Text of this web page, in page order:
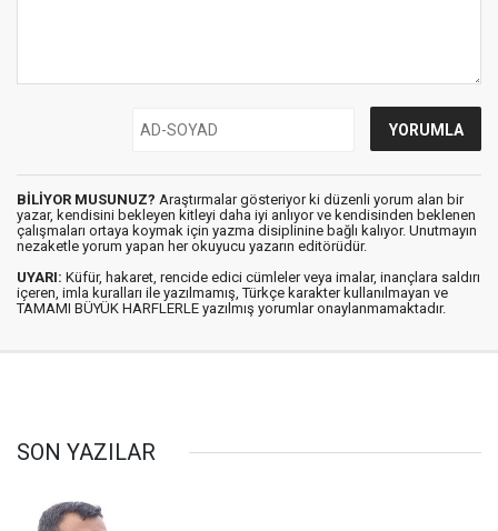
BİLİYOR MUSUNUZ? Araştırmalar gösteriyor ki düzenli yorum alan bir
yazar, kendisini bekleyen kitleyi daha iyi anlıyor ve kendisinden beklenen
çalışmaları ortaya koymak için yazma disiplinine bağlı kalıyor. Unutmayın
nezaketle yorum yapan her okuyucu yazarın editörüdür.
UYARI: Küfür, hakaret, rencide edici cümleler veya imalar, inançlara saldırı
içeren, imla kuralları ile yazılmamış, Türkçe karakter kullanılmayan ve
TAMAMI BÜYÜK HARFLERLE yazılmış yorumlar onaylanmamaktadır.
SON YAZILAR